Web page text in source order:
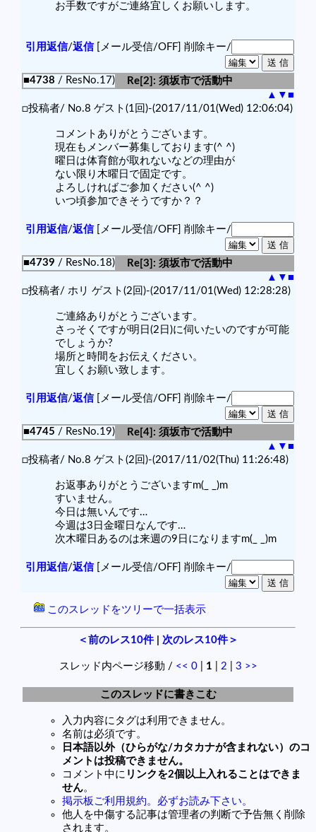
お手数ですがご連絡宜しくお願いします。
引用返信/返信[メール受信/OFF] 削除キー/
■4738 / ResNo.17)
Re[2]: 須坂市で活動中
▲ ▼ ■
□投稿者/ No.8 ゲスト(1回)-(2017/11/01(Wed) 12:06:04)
コメントありがとうございます。
現在もメンバー募集しております(^ ^)
曜日は体育館が取れないなどの理由が
ない限り木曜日で固定です。
よろしければご参加ください(^ ^)
いつ頃参加できそうですか？？
引用返信/返信[メール受信/OFF] 削除キー/
■4739 / ResNo.18)
Re[3]: 須坂市で活動中
▲ ▼ ■
□投稿者/ ホリ ゲスト(2回)-(2017/11/01(Wed) 12:28:28)
ご連絡ありがとうございます。
さっそくですが明日(2日)に伺いたいのですが可能
でしょうか?
場所と時間をお伝えください。
宜しくお願い致します。
引用返信/返信[メール受信/OFF] 削除キー/
■4745 / ResNo.19)
Re[4]: 須坂市で活動中
▲ ▼ ■
□投稿者/ No.8 ゲスト(2回)-(2017/11/02(Thu) 11:26:48)
お返事ありがとうございますm(_ _)m
すいません。
今日は無いんです…
今週は3日金曜日なんです…
次木曜日あるのは来週の9日になりますm(_ _)m
引用返信/返信[メール受信/OFF] 削除キー/
このスレッドをツリーで一括表示
＜前のレス10件 次のレス10件＞
スレッド内ページ移動 / << 0| 1 2 3 >>
このスレッドに書きこむ
入力内容にタグは利用できません。
名前は必須です。
日本語以外（ひらがな/カタカナが含まれない）のコ
メントは投稿できません。
コメント中に リンクを2個以上入れることはできま
せん。
掲示板ご利用規約。必ずお読み下さい。
他人を中傷する記事は管理者の判断で予告無く削除
されます。